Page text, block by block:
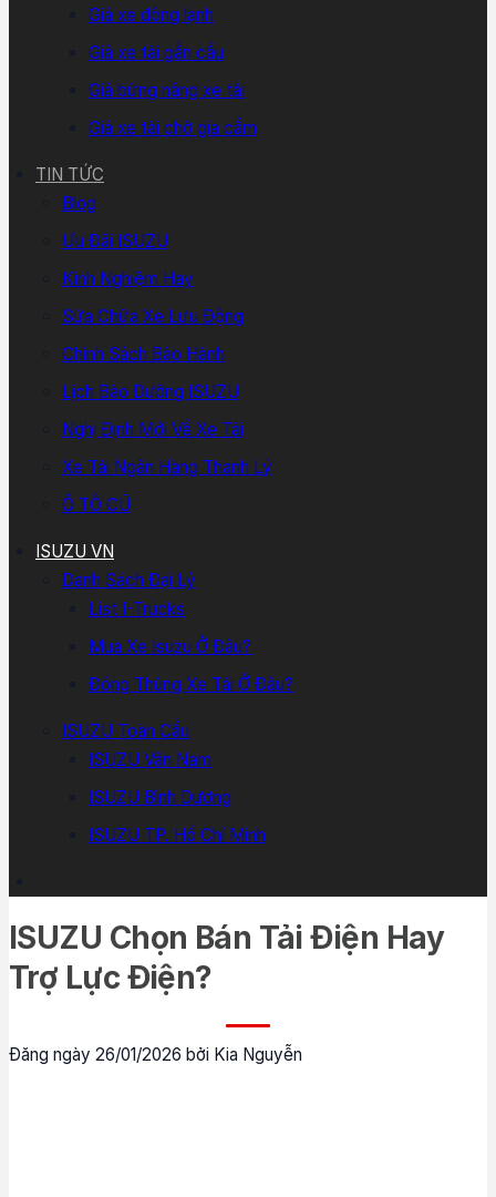
Giá xe đông lạnh
Giá xe tải gắn cẩu
Giá bửng nâng xe tải
Giá xe tải chở gia cầm
TIN TỨC
Blog
Ưu Đãi ISUZU
Kinh Nghiệm Hay
Sửa Chữa Xe Lưu Động
Chính Sách Bảo Hành
Lịch Bảo Dưỡng ISUZU
Nghị Định Mới Về Xe Tải
Xe Tải Ngân Hàng Thanh Lý
Ô TÔ CŨ
ISUZU VN
Danh Sách Đại Lý
List I-Trucks
Mua Xe Isuzu Ở Đâu?
Đóng Thùng Xe Tải Ở Đâu?
ISUZU Toàn Cầu
ISUZU Vân Nam
ISUZU Bình Dương
ISUZU TP. Hồ Chí Minh
ISUZU Chọn Bán Tải Điện Hay
Trợ Lực Điện?
Đăng ngày 26/01/2026 bởi Kia Nguyễn